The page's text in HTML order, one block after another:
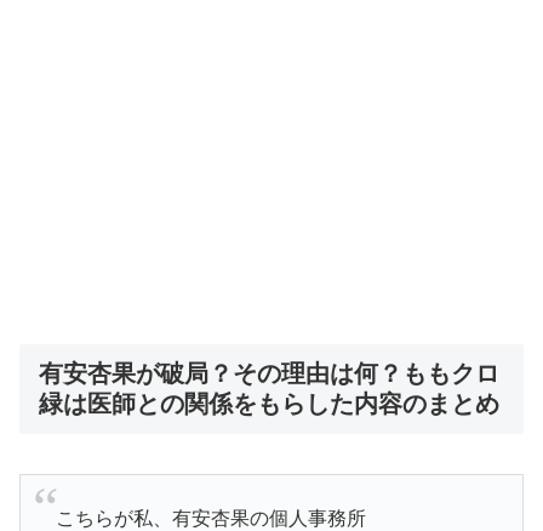
有安杏果が破局？その理由は何？ももクロ
緑は医師との関係をもらした内容のまとめ
こちらが私、有安杏果の個人事務所